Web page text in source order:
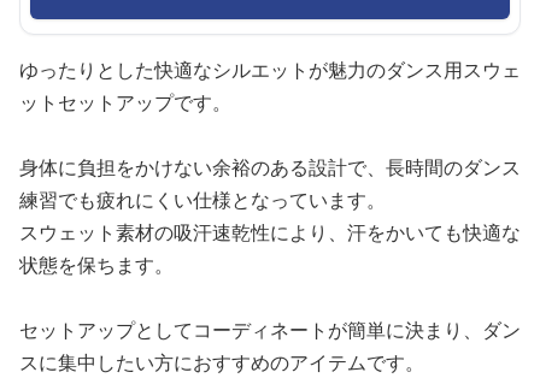
ゆったりとした快適なシルエットが魅力のダンス用スウェ
ットセットアップです。
身体に負担をかけない余裕のある設計で、長時間のダンス
練習でも疲れにくい仕様となっています。
スウェット素材の吸汗速乾性により、汗をかいても快適な
状態を保ちます。
セットアップとしてコーディネートが簡単に決まり、ダン
スに集中したい方におすすめのアイテムです。